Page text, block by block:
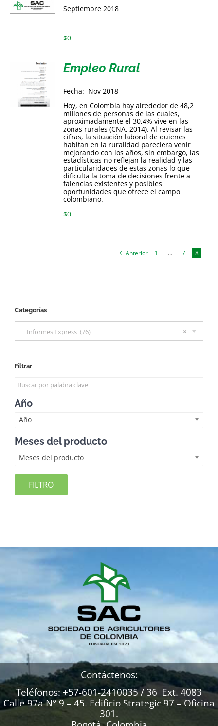
Septiembre 2018
$0
Empleo Rural
Fecha: Nov 2018
Hoy, en Colombia hay alrededor de 48,2
millones de personas de las cuales,
aproximadamente el 30,4% vive en las
zonas rurales (CNA, 2014). Al revisar las
cifras, la situación laboral de quienes
habitan en la ruralidad pareciera venir
mejorando con los años, sin embargo, las
estadísticas no reflejan la realidad y las
particularidades de estas zonas lo que
dificulta la toma de decisiones frente a
falencias existentes y posibles
oportunidades que ofrece el campo
colombiano.
$0
Anterior 1 … 7 8
Categorías
×
Informes Express (76)
Filtrar
Año
Año
Meses del producto
Meses del producto
FILTRO
Contáctenos:
Teléfonos: +57-601-2410035 / 36 Ext. 4083
Calle 97a N° 9 – 45. Edificio Strategic 97 – Oficina
301.